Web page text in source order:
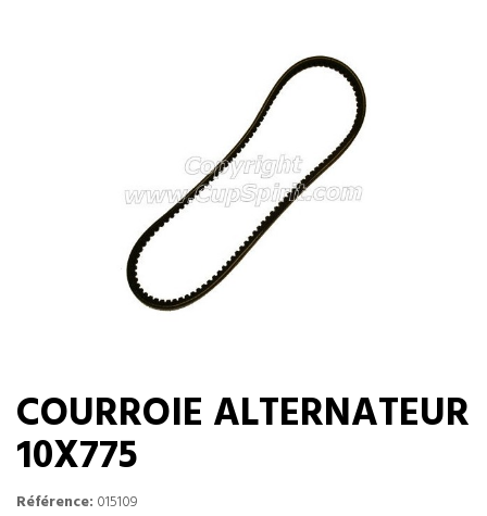
COURROIE ALTERNATEUR
10X775
Référence: 015109